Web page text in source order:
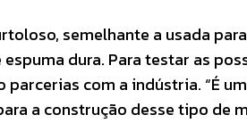
semelhante a usada
dura. Para testar as
com a indústria. “É
a construção desse tipo de